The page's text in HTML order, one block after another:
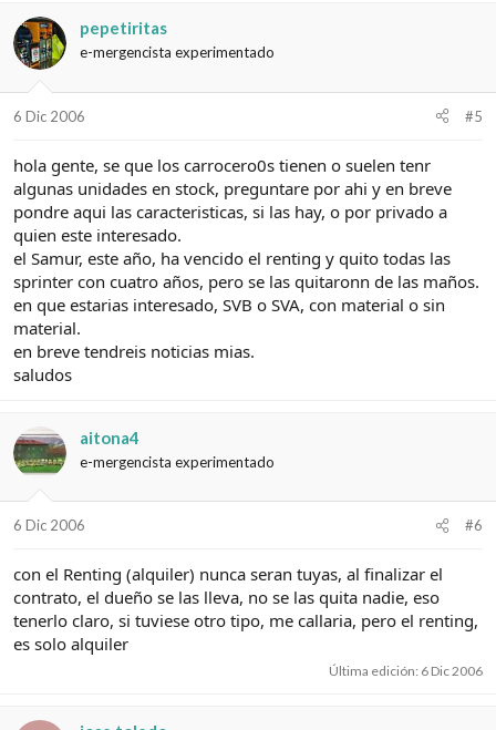
pepetiritas
e-mergencista experimentado
6 Dic 2006 #5
hola gente, se que los carrocero0s tienen o suelen tenr
algunas unidades en stock, preguntare por ahi y en breve
pondre aqui las caracteristicas, si las hay, o por privado a
quien este interesado.
el Samur, este año, ha vencido el renting y quito todas las
sprinter con cuatro años, pero se las quitaronn de las maños.
en que estarias interesado, SVB o SVA, con material o sin
material.
en breve tendreis noticias mias.
saludos
aitona4
e-mergencista experimentado
6 Dic 2006 #6
con el Renting (alquiler) nunca seran tuyas, al finalizar el
contrato, el dueño se las lleva, no se las quita nadie, eso
tenerlo claro, si tuviese otro tipo, me callaria, pero el renting,
es solo alquiler
Última edición: 6 Dic 2006